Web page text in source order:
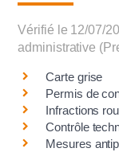
Vérifié le 12/07/
administrative
Carte grise
Permis de
Infractions
Contrôle
Mesures